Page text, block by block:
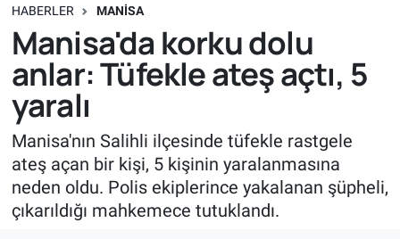
HABERLER MANISA
Manisa'da korku dolu
anlar: Tüfekle ateş açtı, 5
yaralı
Manisa'nın Salihli ilçesinde tüfekle rastgele
ateş açan bir kişi, 5 kişinin yaralanmasına
neden oldu. Polis ekiplerince yakalanan şüpheli,
çıkarıldığı mahkemece tutuklandı.
Süper Lig Puan Durumu ve Fikstür
Tüm Manşetler
Son Dakika Haberleri
Haber Arşivi